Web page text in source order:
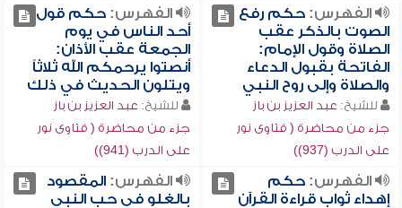
الفهرس:حكم رفع
الصوت بالذكر عقب
الصلاة وقول الإمام:
الفاتحة بقبول الدعاء
والصلاة وإلى روح النبي
للشيخ: عبد العزيز بن باز
جزء من محاضرة ( فتاوى نور
على الدرب (937))
الفهرس:حكم قول
أحد الناس في يوم
الجمعة عقب الأذان:
أنصتوا يرحمكم الله ثلاثاً
ويتلون الحديث في ذلك
للشيخ: عبد العزيز بن باز
جزء من محاضرة ( فتاوى نور
على الدرب (941))
الفهرس:حكم
إهداء ثواب قراءة القرآن
الفهرس:المقصود
بالغلو في حب النبي